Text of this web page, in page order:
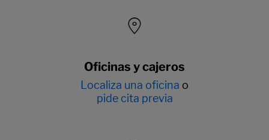
Oficinas y cajeros
Localiza una oficina o
pide cita previa